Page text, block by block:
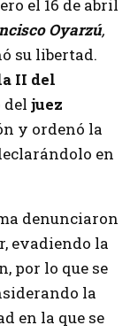
el 16 de abril
Oyarzú,
su libertad.
II del
del juez
y ordenó la
en
denunciaron
evadiendo la
por lo que se
la
en la que se